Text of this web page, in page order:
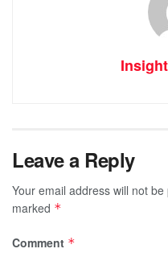
Leave a Reply
Your email address will not be
marked *
Comment *